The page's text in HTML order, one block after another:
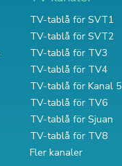
TV-tablå för SVT1
TV-tablå för SVT2
TV-tablå för TV3
TV-tablå för TV4
TV-tablå för Kanal 5
TV-tablå för TV6
TV-tablå för Sjuan
TV-tablå för TV8
Fler kanaler